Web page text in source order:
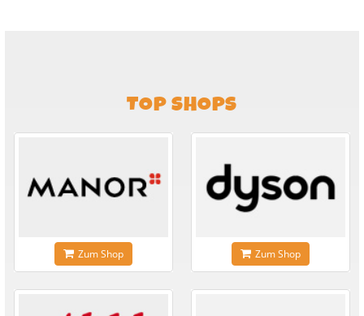
TOP SHOPS
Zum Shop Zum Shop